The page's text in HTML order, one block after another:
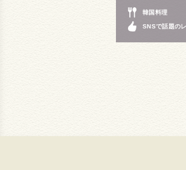
韓国料理
SNSで話題の